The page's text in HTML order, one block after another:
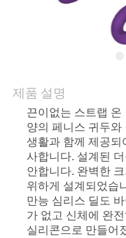
제품 설명
끈이없는 스트랩 온
양의 페니스 귀두와
생활과 함께 제공되
사합니다. 설계된
안합니다. 완벽한
위하게 설계되었습
만능 심리스 딜도
가 없고 신체에 완
실리콘으로 만들어